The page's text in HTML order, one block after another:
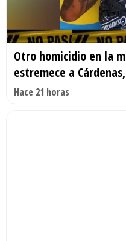
Otro homicidio en la
estremece a
Hace 21 horas